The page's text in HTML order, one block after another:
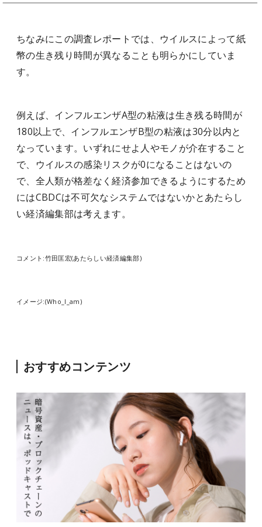
ちなみにこの調査レポートでは、ウイルスによって紙
幣の生き残り時間が異なることも明らかにしていま
す。
例えば、インフルエンザA型の粘液は生き残る時間が
180以上で、インフルエンザB型の粘液は30分以内と
なっています。いずれにせよ人やモノが介在すること
で、ウイルスの感染リスクが0になることはないの
で、全人類が格差なく経済参加できるようにするため
にはCBDCは不可欠なシステムではないかとあたらし
い経済編集部は考えます。
コメント:竹田匡宏(あたらしい経済編集部)
イメージ:(Who_I_am)
おすすめコンテンツ